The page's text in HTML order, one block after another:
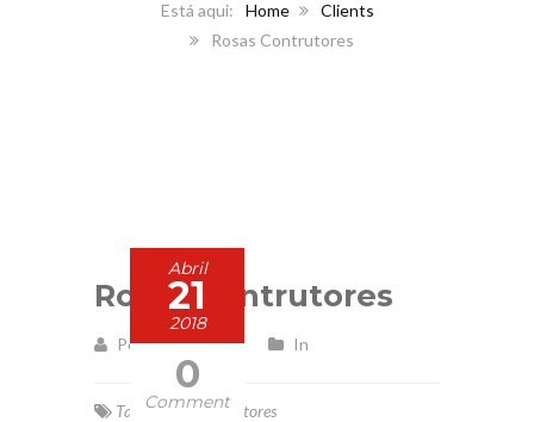
Home
Clients
Rosas Contrutores
Abril
21
2018
0
Comment
Rosas Contrutores
Posted by admin In
Tags:Rosas Contrutores